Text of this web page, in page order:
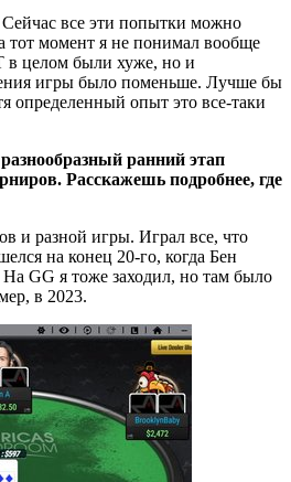
все эти попытки можно
тот момент я не понимал вообще
в целом были хуже, но и
игры было поменьше. Лучше бы
определенный опыт это все-таки
ранний этап
Расскажешь подробнее, где
и разной игры. Играл все, что
на конец 20-го, когда Бен
GG я тоже заходил, но там было
в 2023.